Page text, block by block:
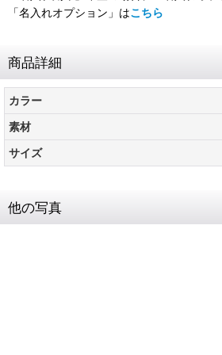
「名入れオプション」はこちら
商品詳細
カラー
素材
サイズ
他の写真